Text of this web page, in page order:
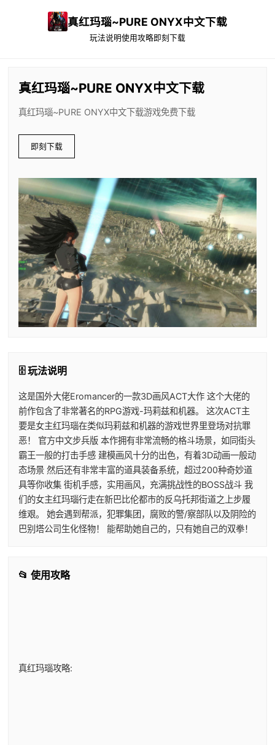
真红玛瑙~PURE ONYX中文下载
玩法说明使用攻略即刻下载
真红玛瑙~PURE ONYX中文下载
真红玛瑙~PURE ONYX中文下载游戏免费下载
即刻下载
🗄️ 玩法说明
这是国外大佬Eromancer的一款3D画风ACT大作 这个大佬的
前作包含了非常著名的RPG游戏-玛莉兹和机器。 这次ACT主
要是女主红玛瑙在类似玛莉兹和机器的游戏世界里登场对抗罪
恶！ 官方中文步兵版 本作拥有非常流畅的格斗场景，如同街头
霸王一般的打击手感 建模画风十分的出色，有着3D动画一般动
态场景 然后还有非常丰富的道具装备系统，超过200种奇妙道
具等你收集 街机手感，实用画风，充满挑战性的BOSS战斗 我
们的女主红玛瑙行走在新巴比伦都市的反乌托邦街道之上步履
维艰。 她会遇到帮派，犯罪集团，腐败的警/察部队以及阴险的
巴别塔公司生化怪物！ 能帮助她自己的，只有她自己的双拳！
📂 使用攻略
真红玛瑙攻略: